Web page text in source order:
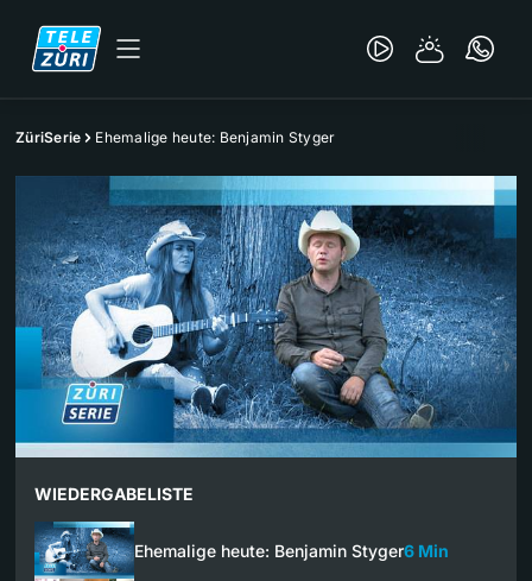
ZüriSerie Ehemalige heute: Benjamin Styger
WIEDERGABELISTE
Ehemalige heute: Benjamin Styger6 Min